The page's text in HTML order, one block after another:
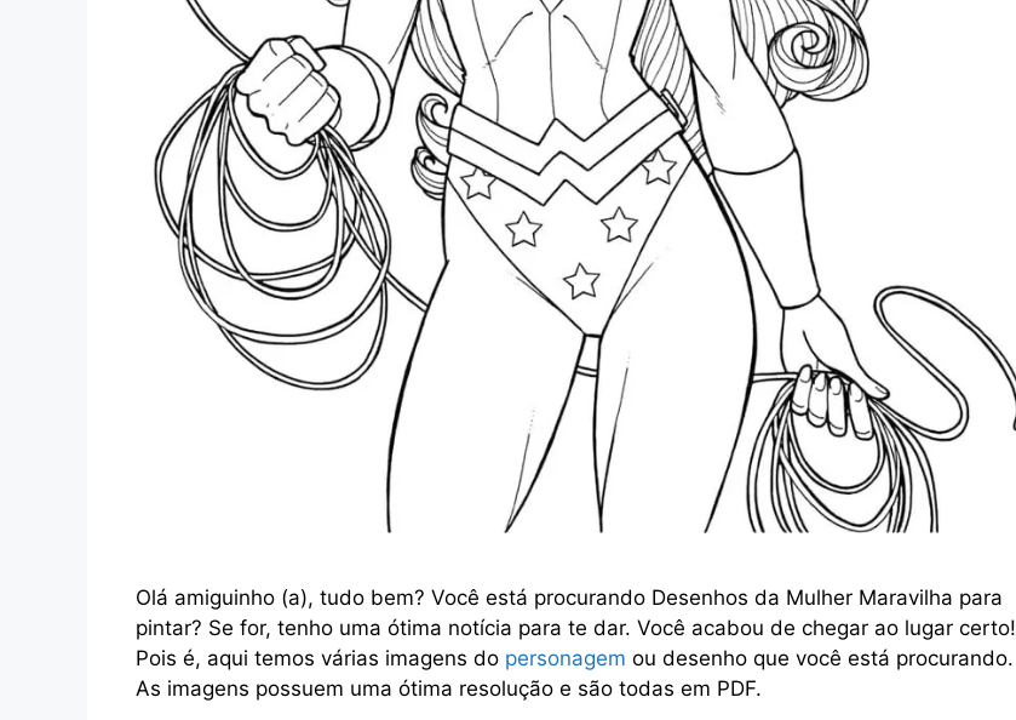
Olá amiguinho (a), tudo bem? Você está procurando Desenhos da Mulher Maravilha para
pintar? Se for, tenho uma ótima notícia para te dar. Você acabou de chegar ao lugar certo!
Pois é, aqui temos várias imagens do personagem ou desenho que você está procurando.
As imagens possuem uma ótima resolução e são todas em PDF.